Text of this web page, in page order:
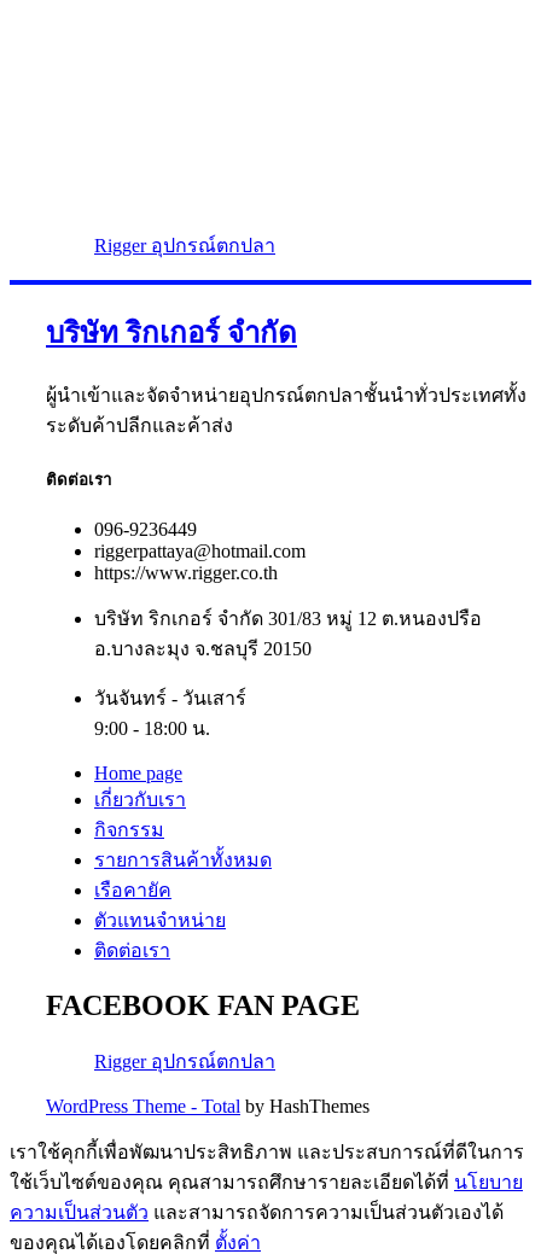
Rigger อุปกรณ์ตกปลา
บริษัท ริกเกอร์ จำกัด
ผู้นำเข้าและจัดจำหน่ายอุปกรณ์ตกปลาชั้นนำทั่วประเทศทั้ง
ระดับค้าปลีกและค้าส่ง
ติดต่อเรา
096-9236449
riggerpattaya@hotmail.com
https://www.rigger.co.th
บริษัท ริกเกอร์ จำกัด 301/83 หมู่ 12 ต.หนองปรือ
อ.บางละมุง จ.ชลบุรี 20150
วันจันทร์ - วันเสาร์
9:00 - 18:00 น.
Home page
เกี่ยวกับเรา
กิจกรรม
รายการสินค้าทั้งหมด
เรือคายัค
ตัวแทนจำหน่าย
ติดต่อเรา
FACEBOOK FAN PAGE
Rigger อุปกรณ์ตกปลา
WordPress Theme - Total by HashThemes
เราใช้คุกกี้เพื่อพัฒนาประสิทธิภาพ และประสบการณ์ที่ดีในการ
ใช้เว็บไซต์ของคุณ คุณสามารถศึกษารายละเอียดได้ที่ นโยบาย
ความเป็นส่วนตัว และสามารถจัดการความเป็นส่วนตัวเองได้
ของคุณได้เองโดยคลิกที่ ตั้งค่า